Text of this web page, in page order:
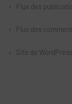
Flux des
Flux des
Site de